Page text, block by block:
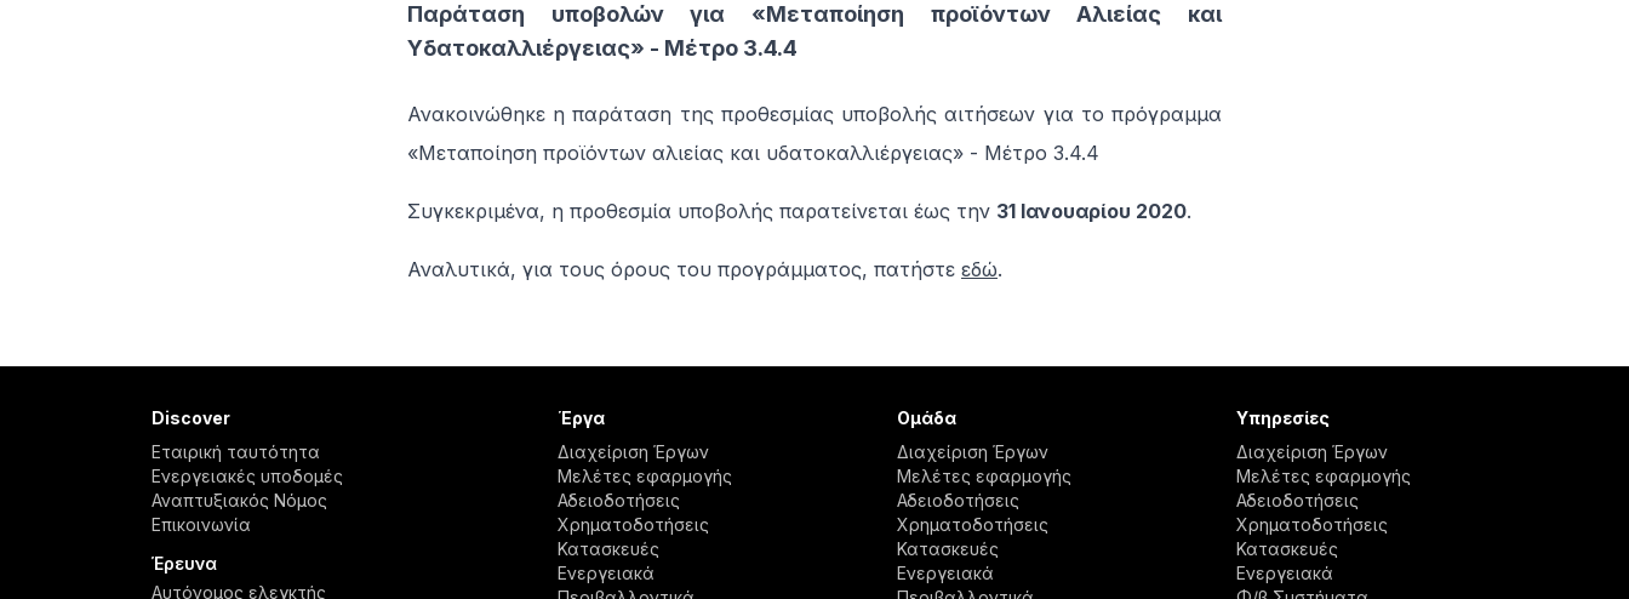
Παράταση υποβολών για «Μεταποίηση προϊόντων Αλιείας και
Υδατοκαλλιέργειας» - Μέτρο 3.4.4
Ανακοινώθηκε η παράταση της προθεσμίας υποβολής αιτήσεων για το πρόγραμμα
«Μεταποίηση προϊόντων αλιείας και υδατοκαλλιέργειας» - Μέτρο 3.4.4
Συγκεκριμένα, η προθεσμία υποβολής παρατείνεται έως την 31 Ιανουαρίου 2020.
Αναλυτικά, για τους όρους του προγράμματος, πατήστε εδώ.
Discover
Εταιρική ταυτότητα
Ενεργειακές υποδομές
Αναπτυξιακός Νόμος
Επικοινωνία
Έρευνα
Αυτόνομος ελεγκτής
Έργα
Διαχείριση Έργων
Μελέτες εφαρμογής
Αδειοδοτήσεις
Χρηματοδοτήσεις
Κατασκευές
Ενεργειακά
Ομάδα
Διαχείριση Έργων
Μελέτες εφαρμογής
Αδειοδοτήσεις
Χρηματοδοτήσεις
Κατασκευές
Ενεργειακά
Υπηρεσίες
Διαχείριση Έργων
Μελέτες εφαρμογής
Αδειοδοτήσεις
Χρηματοδοτήσεις
Κατασκευές
Ενεργειακά